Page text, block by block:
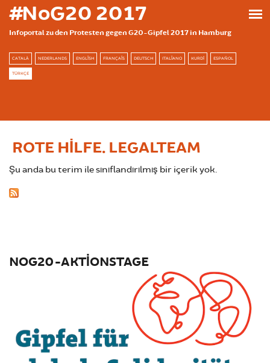
Ana içeriğe atla
#NoG20 2017
Infoportal zu den Protesten gegen G20-Gipfel 2017 in Hamburg
CATALÀ NEDERLANDS ENGLISH FRANÇAIS DEUTSCH ITALIANO KURDÎ ESPAÑOL
TÜRKÇE
ROTE HILFE. LEGALTEAM
Şu anda bu terim ile sınıflandırılmış bir içerik yok.
NOG20-AKTIONSTAGE